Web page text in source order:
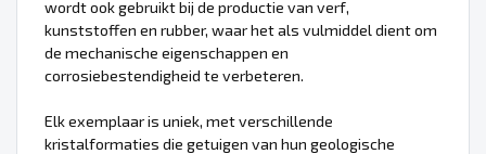
wordt ook gebruikt bij de productie van verf,
kunststoffen en rubber, waar het als vulmiddel dient om
de mechanische eigenschappen en
corrosiebestendigheid te verbeteren.
Elk exemplaar is uniek, met verschillende
kristalformaties die getuigen van hun geologische